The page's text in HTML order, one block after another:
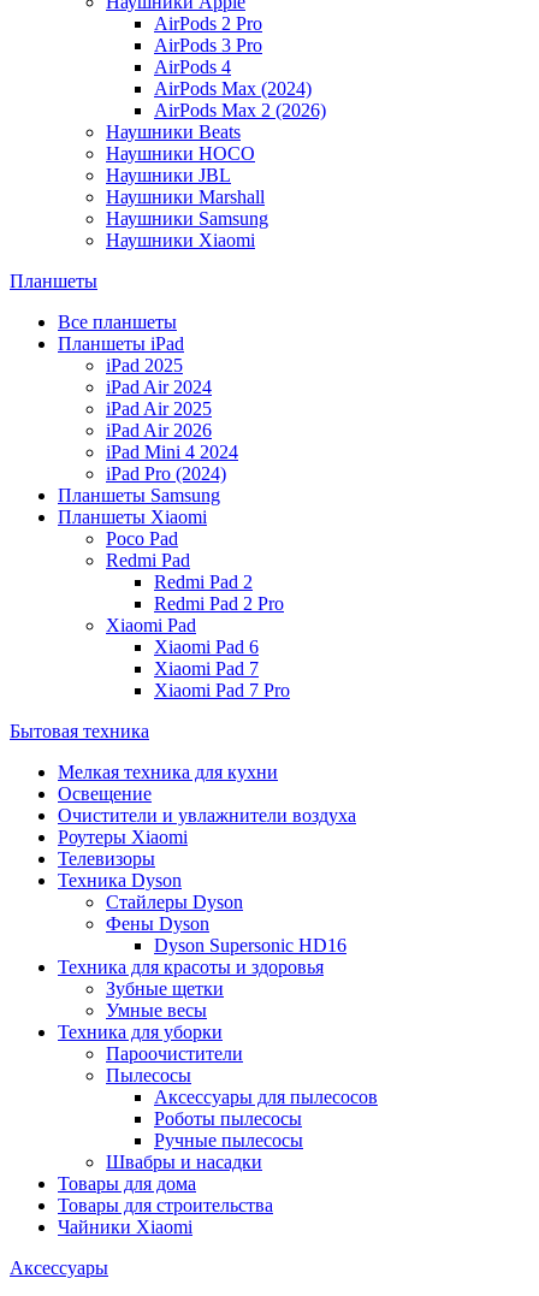
AirPods 2 Pro
AirPods 3 Pro
AirPods 4
AirPods Max (2024)
AirPods Max 2 (2026)
Наушники Beats
Наушники HOCO
Наушники JBL
Наушники Marshall
Наушники Samsung
Наушники Xiaomi
Планшеты
Все планшеты
Планшеты iPad
iPad 2025
iPad Air 2024
iPad Air 2025
iPad Air 2026
iPad Mini 4 2024
iPad Pro (2024)
Планшеты Samsung
Планшеты Xiaomi
Poco Pad
Redmi Pad
Redmi Pad 2
Redmi Pad 2 Pro
Xiaomi Pad
Xiaomi Pad 6
Xiaomi Pad 7
Xiaomi Pad 7 Pro
Бытовая техника
Мелкая техника для кухни
Освещение
Очистители и увлажнители воздуха
Роутеры Xiaomi
Телевизоры
Техника Dyson
Стайлеры Dyson
Фены Dyson
Dyson Supersonic HD16
Техника для красоты и здоровья
Зубные щетки
Умные весы
Техника для уборки
Пароочистители
Пылесосы
Аксессуары для пылесосов
Роботы пылесосы
Ручные пылесосы
Швабры и насадки
Товары для дома
Товары для строительства
Чайники Xiaomi
Аксессуары